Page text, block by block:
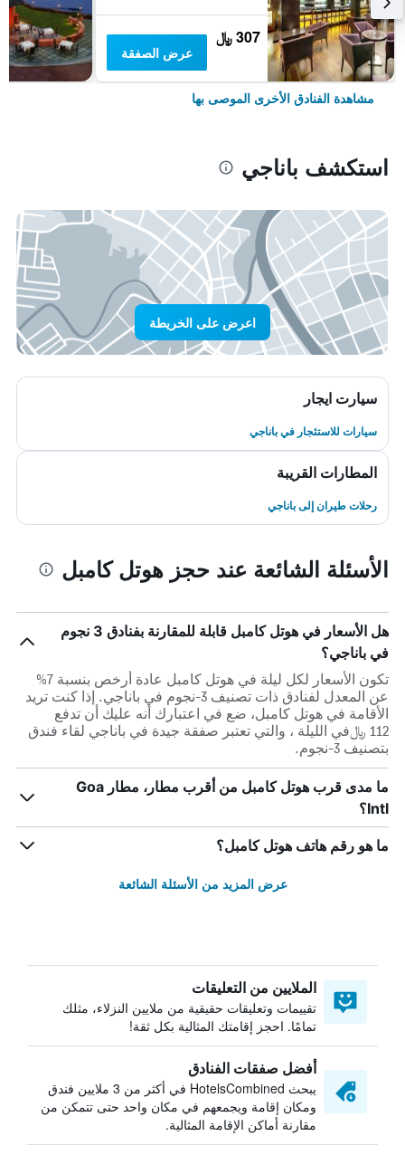
307 ﷼
عرض الصفقة
مشاهدة الفنادق الأخرى الموصى بها
استكشف باناجي
اعرض على الخريطة
سيارت ايجار
سيارات للاستئجار في باناجي
المطارات القريبة
رحلات طيران إلى باناجي
الأسئلة الشائعة عند حجز هوتل كامبل
هل الأسعار في هوتل كامبل قابلة للمقارنة بفنادق 3 نجوم
في باناجي؟
تكون الأسعار لكل ليلة في هوتل كامبل عادة أرخص بنسبة 7%
عن المعدل لفنادق ذات تصنيف 3-نجوم في باناجي. إذا كنت تريد
الأقامة في هوتل كامبل، ضع في اعتبارك أنه عليك أن تدفع
112 ﷼في الليلة ، والتي تعتبر صفقة جيدة في باناجي لقاء فندق
بتصنيف 3-نجوم.
ما مدى قرب هوتل كامبل من أقرب مطار، مطار Goa
Intl؟
ما هو رقم هاتف هوتل كامبل؟
عرض المزيد من الأسئلة الشائعة
الملايين من التعليقات
تقييمات وتعليقات حقيقية من ملايين النزلاء، مثلك
تمامًا. احجز إقامتك المثالية بكل ثقة!
أفضل صفقات الفنادق
يبحث HotelsCombined في أكثر من 3 ملايين فندق
ومكان إقامة ويجمعهم في مكان واحد حتى تتمكن من
مقارنة أماكن الإقامة المثالية.